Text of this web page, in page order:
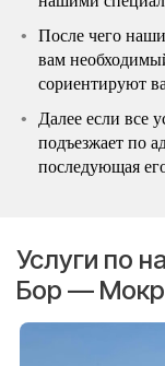
После чего
вам
сориентируют
Далее если все
подъезжает по
последующая
Услуги по
Бор —